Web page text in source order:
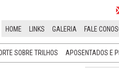
HOME LINKS GALERIA FALE
SOBRE TRILHOS APOSENTADOS E